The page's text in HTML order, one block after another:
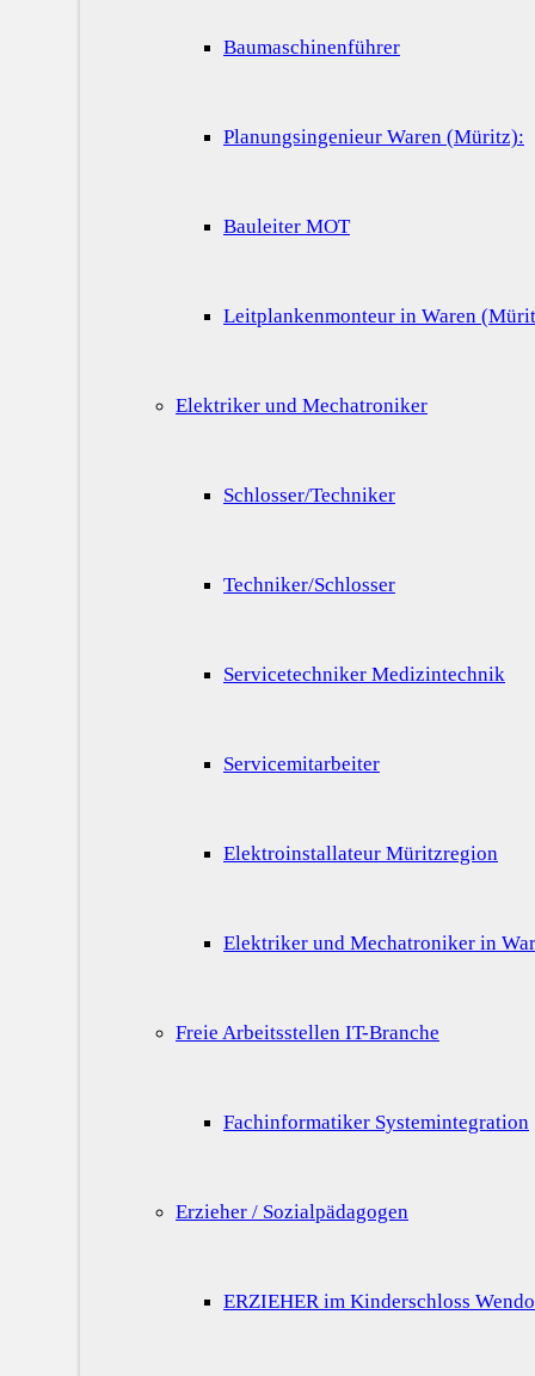
Baumaschinenführer
Planungsingenieur Waren (Müritz):
Bauleiter MOT
Leitplankenmonteur in Waren
Elektriker und Mechatroniker
Schlosser/Techniker
Techniker/Schlosser
Servicetechniker Medizintechnik
Servicemitarbeiter
Elektroinstallateur Müritzregion
Elektriker und Mechatroniker in
Freie Arbeitsstellen IT-Branche
Fachinformatiker Systemintegration
Erzieher / Sozialpädagogen
ERZIEHER im Kinderschloss